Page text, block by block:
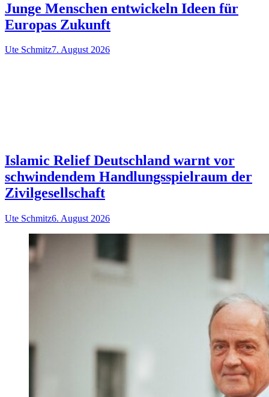
Junge Menschen entwickeln Ideen für
Europas Zukunft
Ute Schmitz7. August 2026
Islamic Relief Deutschland warnt vor
schwindendem Handlungsspielraum der
Zivilgesellschaft
Ute Schmitz6. August 2026